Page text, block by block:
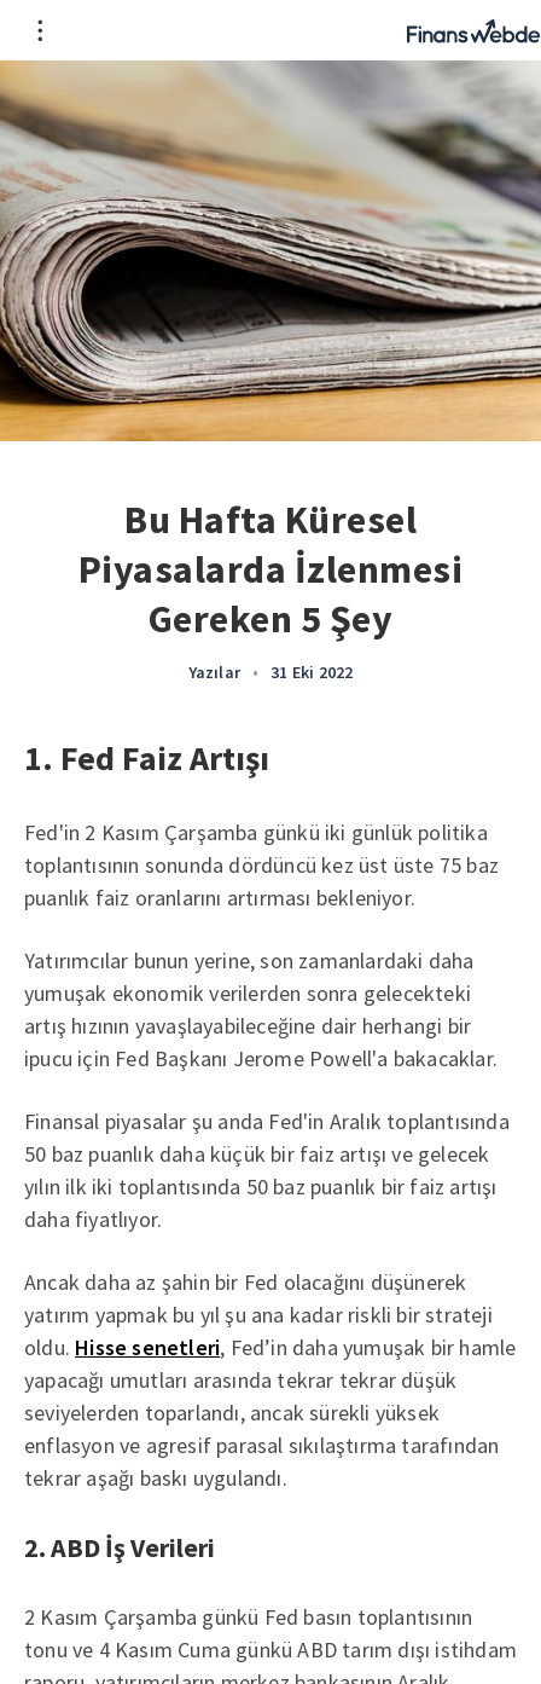
Bu Hafta Küresel
Piyasalarda İzlenmesi
Gereken 5 Şey
Yazılar • 31 Eki 2022
1. Fed Faiz Artışı
Fed'in 2 Kasım Çarşamba günkü iki günlük politika
toplantısının sonunda dördüncü kez üst üste 75 baz
puanlık faiz oranlarını artırması bekleniyor.
Yatırımcılar bunun yerine, son zamanlardaki daha
yumuşak ekonomik verilerden sonra gelecekteki
artış hızının yavaşlayabileceğine dair herhangi bir
ipucu için Fed Başkanı Jerome Powell'a bakacaklar.
Finansal piyasalar şu anda Fed'in Aralık toplantısında
50 baz puanlık daha küçük bir faiz artışı ve gelecek
yılın ilk iki toplantısında 50 baz puanlık bir faiz artışı
daha fiyatlıyor.
Ancak daha az şahin bir Fed olacağını düşünerek
yatırım yapmak bu yıl şu ana kadar riskli bir strateji
oldu. Hisse senetleri, Fed’in daha yumuşak bir hamle
yapacağı umutları arasında tekrar tekrar düşük
seviyelerden toparlandı, ancak sürekli yüksek
enflasyon ve agresif parasal sıkılaştırma tarafından
tekrar aşağı baskı uygulandı.
2. ABD İş Verileri
2 Kasım Çarşamba günkü Fed basın toplantısının
tonu ve 4 Kasım Cuma günkü ABD tarım dışı istihdam